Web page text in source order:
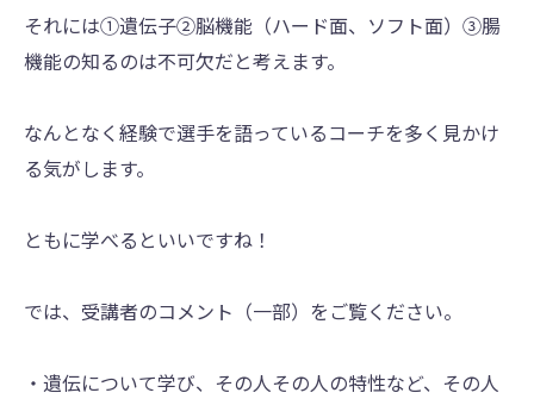
それには①遺伝子②脳機能（ハード面、ソフト面）③腸
機能の知るのは不可欠だと考えます。
なんとなく経験で選手を語っているコーチを多く見かけ
る気がします。
ともに学べるといいですね！
では、受講者のコメント（一部）をご覧ください。
・遺伝について学び、その人その人の特性など、その人